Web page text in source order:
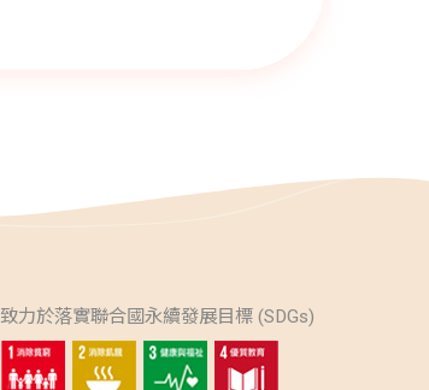
致力於落實聯合國永續發展目標 (SDGs)